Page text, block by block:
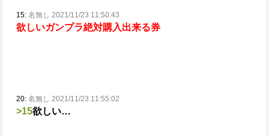
15: 名無し 2021/11/23 11:50:43
欲しいガンプラ絶対購入出来る券
20: 名無し 2021/11/23 11:55:02
>15欲しい…